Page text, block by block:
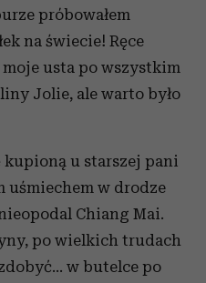
próbowałem
na świecie! Ręce
moje usta po wszystkim
Jolie, ale warto było
u starszej pani
uśmiechem w drodze
Chiang Mai.
po wielkich trudach
w butelce po